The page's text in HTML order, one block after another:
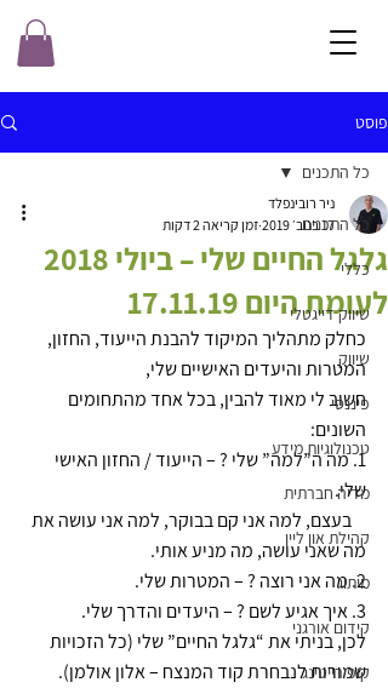
פוסט
כל התכנים
כללי
שיווק דייגטלי
שיווק
פיננסי
טכנולוגיות מידע
מדיה חברתית
קהילת און ליין
מיתוג
קידום אורגני
קופירייטינג
כל התכנים
גלגל החיים שלי – ביולי 2018
לעומת היום 17.11.19
ניר רובינפלד
17 בנוב׳ 2019
זמן קריאה 2 דקות
כחלק מתהליך המיקוד להבנת הייעוד, החזון,
המטרות והיעדים האישיים שלי,
חשוב לי מאוד להבין, בכל אחד מהתחומים
השונים:
1. מה ה”למה” שלי ? – הייעוד / החזון האישי
שלי.
בעצם, למה אני קם בבוקר, למה אני עושה את
מה שאני עושה, מה מניע אותי.
2. מה אני רוצה ? – המטרות שלי.
3. איך אגיע לשם ? – היעדים והדרך שלי.
לכן, בניתי את “גלגל החיים” שלי (כל הזכויות
שמורות לנבחרת קוד המנצח – אלון אולמן).